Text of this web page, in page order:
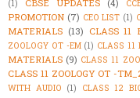
(1)
CBSE UPDATES (4)
PROMOTION (7) CEO LIST (1)
MATERIALS (13) CLASS 11
ZOOLOGY OT -EM (1) CLASS 11
MATERIALS (9) CLASS 11
CLASS 11 ZOOLOGY OT -
WITH AUDIO (1) CLASS 12